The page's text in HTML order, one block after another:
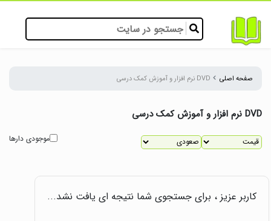
صفحه اصلی DVD نرم افزار و آموزش کمک درسی
DVD نرم افزار و آموزش کمک درسی
موجودی دارها
کاربر عزیز ، برای جستجوی شما نتیجه ای یافت نشد...